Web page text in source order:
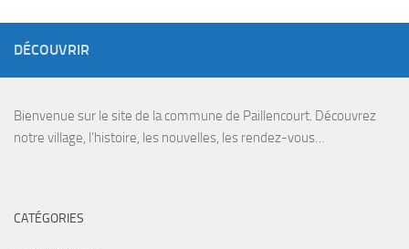
DÉCOUVRIR
Bienvenue sur le site de la commune de Paillencourt. Découvrez
notre village, l’histoire, les nouvelles, les rendez-vous…
CATÉGORIES